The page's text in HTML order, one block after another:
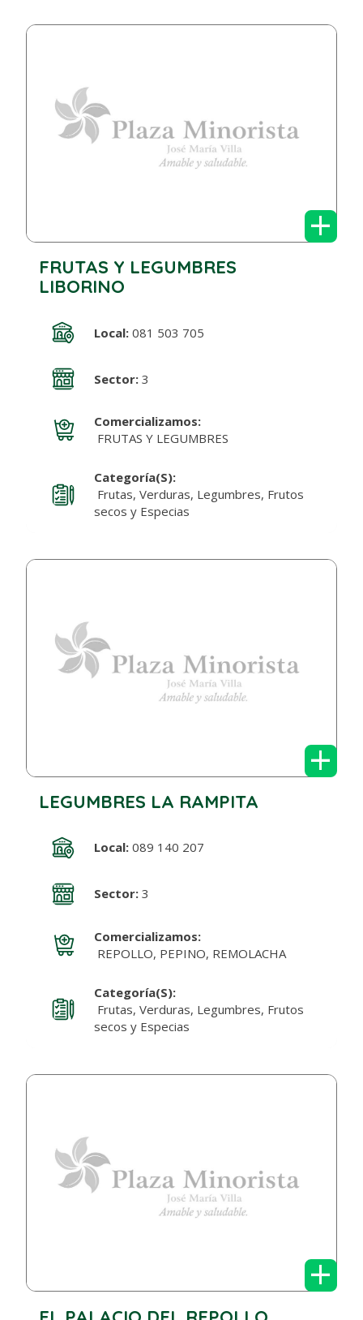
+
FRUTAS Y LEGUMBRES
LIBORINO
Local:081 503 705
Sector:3
Comercializamos:
FRUTAS Y LEGUMBRES
Categoría(s):
Frutas, Verduras, Legumbres, Frutos
secos y Especias
+
LEGUMBRES LA RAMPITA
Local:089 140 207
Sector:3
Comercializamos:
REPOLLO, PEPINO, REMOLACHA
Categoría(s):
Frutas, Verduras, Legumbres, Frutos
secos y Especias
+